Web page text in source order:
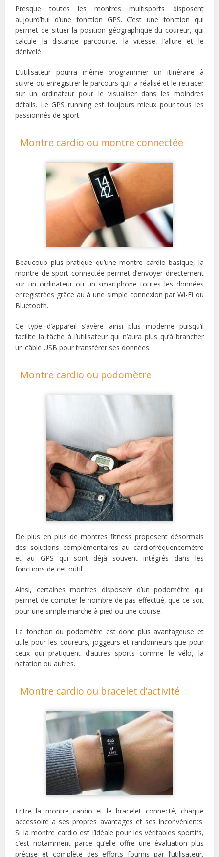
Presque toutes les montres multisports disposent
aujourd’hui d’une fonction GPS. C’est une fonction qui
permet de situer la position géographique du coureur, qui
calcule la distance parcourue, la vitesse, l’allure et le
dénivelé.
L’utilisateur pourra même programmer un itinéraire à
suivre ou enregistrer le parcours qu’il a réalisé et le retracer
sur un ordinateur pour le visualiser dans les moindres
détails. Le GPS running est toujours mieux pour tous les
passionnés de sport.
Montre cardio ou montre connectée
Beaucoup plus pratique qu’une montre cardio basique, la
montre de sport connectée permet d’envoyer directement
sur un ordinateur ou un smartphone toutes les données
enregistrées grâce au à une simple connexion par Wi-Fi ou
Bluetooth.
Ce type d’appareil s’avère ainsi plus moderne puisqu’il
facilite la tâche à l’utilisateur qui n’aura plus qu’à brancher
un câble USB pour transférer ses données.
Montre cardio ou podomètre
De plus en plus de montres fitness proposent désormais
des solutions complémentaires au cardiofréquencemètre
et au GPS qui sont déjà souvent intégrés dans les
fonctions de cet outil.
Ainsi, certaines montres disposent d’un podomètre qui
permet de compter le nombre de pas effectué, que ce soit
pour une simple marche à pied ou une course.
La fonction du podomètre est donc plus avantageuse et
utile pour les coureurs, joggeurs et randonneurs que pour
ceux qui pratiquent d’autres sports comme le vélo, la
natation ou autres.
Montre cardio ou bracelet d’activité
Entre la montre cardio et le bracelet connecté, chaque
accessoire a ses propres avantages et ses inconvénients.
Si la montre cardio est l’idéale pour les véritables sportifs,
c’est notamment parce qu’elle offre une évaluation plus
précise et complète des efforts fournis par l’utilisateur,